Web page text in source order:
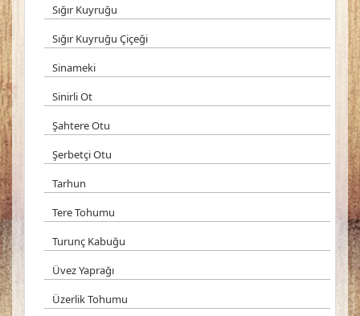
Sığır Kuyruğu
Sığır Kuyruğu Çiçeği
Sinameki
Sinirli Ot
Şahtere Otu
Şerbetçi Otu
Tarhun
Tere Tohumu
Turunç Kabuğu
Üvez Yaprağı
Üzerlik Tohumu